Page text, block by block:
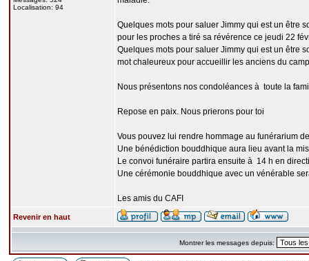
Localisation: 94
Quelques mots pour saluer Jimmy qui est un être
pour les proches a tiré sa révérence ce jeudi 22
Quelques mots pour saluer Jimmy qui est un être
mot chaleureux pour accueillir les anciens du
Nous présentons nos condoléances à toute la
Repose en paix. Nous prierons pour toi
Vous pouvez lui rendre hommage au funérarium
Une bénédiction bouddhique aura lieu avant la
Le convoi funéraire partira ensuite à 14 h en
Une cérémonie bouddhique avec un vénérable
Les amis du CAFI
Revenir en haut
Montrer les messages depuis: